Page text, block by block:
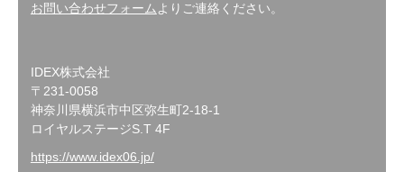
お問い合わせフォーム よりご連絡ください。
IDEX株式会社
〒231-0058
神奈川県横浜市中区弥生町2-18-1
ロイヤルステージS.T 4F
https://www.idex06.jp/